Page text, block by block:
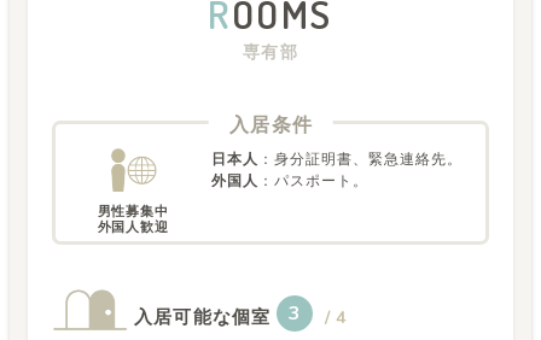
ROOMS
専有部
入居条件
男性募集中
外国人歓迎
日本人 ：身分証明書、緊急連絡先。
外国人 ： パスポート。
入居可能な個室 3 /4